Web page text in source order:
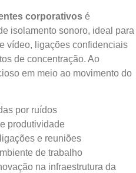
corporativos é
isolamento sonoro, ideal para
vídeo, ligações confidenciais
de concentração. Ao
em meio ao movimento do
por ruídos
produtividade
e reuniões
de trabalho
na infraestrutura da